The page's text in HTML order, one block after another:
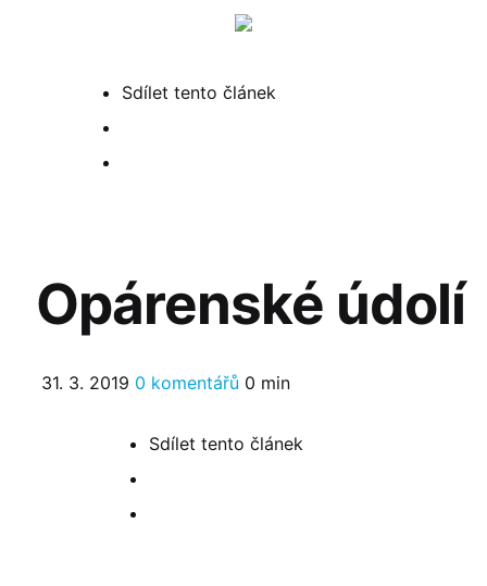
Sdílet tento článek
Opárenské údolí
31. 3. 2019 0 komentářů 0 min
Sdílet tento článek